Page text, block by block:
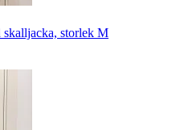
storlek M